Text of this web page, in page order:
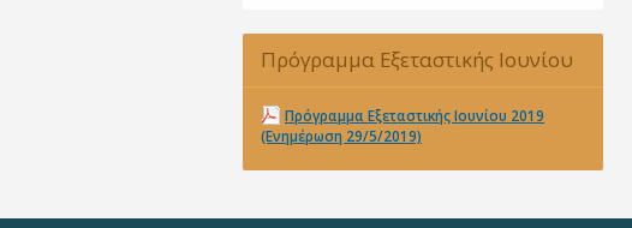
Πρόγραμμα Εξεταστικής Ιουνίου
2019 (Ενημέρωση 29/5/2019)
Πρόγραμμα Εξεταστικής Ιουνίου 2019
(Ενημέρωση 29/5/2019)